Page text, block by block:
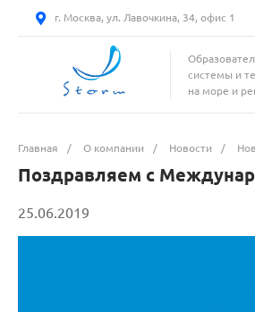
г. Москва, ул. Лавочкина, 34, офис 1
системы и
на море и
Главная / О компании / Новости /
Поздравляем с
25.06.2019